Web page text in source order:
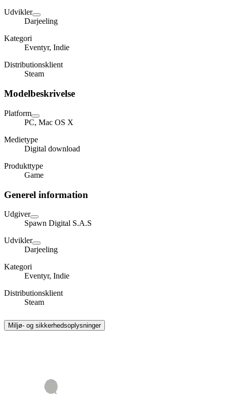
Udvikler
Darjeeling
Kategori
Eventyr, Indie
Distributionsklient
Steam
Modelbeskrivelse
Platform
PC, Mac OS X
Medietype
Digital download
Produkttype
Game
Generel information
Udgiver
Spawn Digital S.A.S
Udvikler
Darjeeling
Kategori
Eventyr, Indie
Distributionsklient
Steam
Miljø- og sikkerhedsoplysninger